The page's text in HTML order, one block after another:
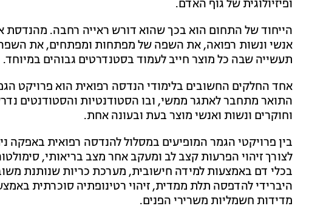
ופיזיולוגית של גוף האדם.
הייחוד של התחום הוא בכך שהוא דורש ראייה רחבה. מהנדסת
אנשי ונשות רפואה, את השפה של מפתחות ומפתחים, את
תעשייה שבה כל מוצר חייב לעמוד בסטנדרטים גבוהים במיוחד.
אחד החלקים החשובים בלימודי הנדסה רפואית הוא פרויקט
התואר מתחבר לאתגר ממשי, ובו הסטודנטיות והסטודנטים
וחוקרים ונשות ואנשי מוצר בעת ובעונה אחת.
לצורך זיהוי הפרעות קצב לב ומעקב אחר מצב בריאותי,
בכלי דם באמצעות למידה חישובית, מערכת כריות שנותנת
היברידי להדפסה תלת ממדית, זיהוי רטינופתיה סוכרתית
מדידות חשמליות משרירי הפנים.